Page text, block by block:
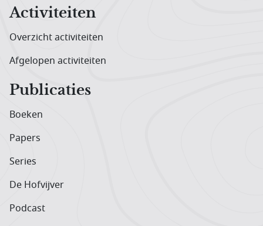
Activiteiten
Overzicht activiteiten
Afgelopen activiteiten
Publicaties
Boeken
Papers
Series
De Hofvijver
Podcast